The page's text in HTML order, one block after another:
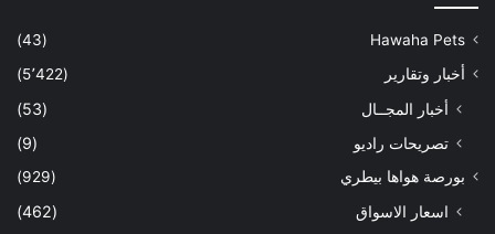
Hawaha Pets
(43)
أخبار وتقارير
(5٬422)
أخبار المجــال
(53)
تصريحات راديو
(9)
بورصة هواها بيطري (929)
اسعار الاسواق
(462)